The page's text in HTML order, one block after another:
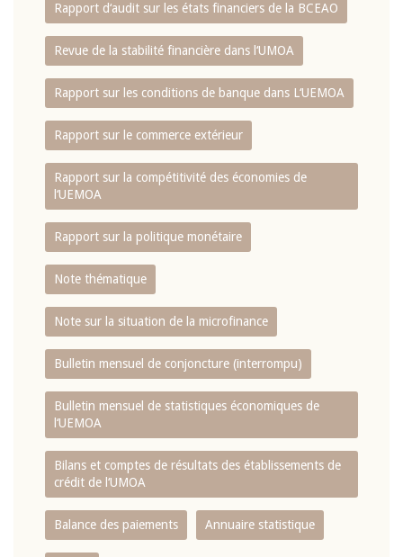
Rapport d‘audit sur les états financiers de la BCEAO
Revue de la stabilité financière dans l‘UMOA
Rapport sur les conditions de banque dans L‘UEMOA
Rapport sur le commerce extérieur
Rapport sur la compétitivité des économies de
l‘UEMOA
Rapport sur la politique monétaire
Note thématique
Note sur la situation de la microfinance
Bulletin mensuel de conjoncture (interrompu)
Bulletin mensuel de statistiques économiques de
l‘UEMOA
Bilans et comptes de résultats des établissements de
crédit de l‘UMOA
Balance des paiements Annuaire statistique